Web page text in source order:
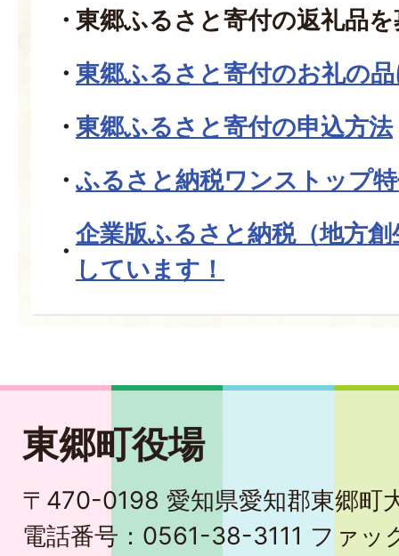
東郷ふるさと寄付の返礼品
東郷ふるさと寄付のお礼の
東郷ふるさと寄付の申込方法
ふるさと納税ワンストップ
企業版ふるさと納税（地方
しています！
東郷町役場
〒470-0198 愛知県愛知郡東郷町
電話番号：0561-38-3111 ファ